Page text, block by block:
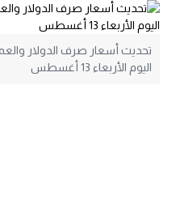
تحديث أسعار صرف الدولار
اليوم الأربعاء 13 أغسطس